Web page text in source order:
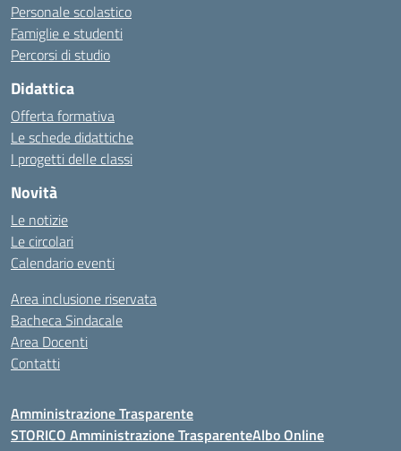
Personale scolastico
Famiglie e studenti
Percorsi di studio
Didattica
Offerta formativa
Le schede didattiche
I progetti delle classi
Novità
Le notizie
Le circolari
Calendario eventi
Area inclusione riservata
Bacheca Sindacale
Area Docenti
Contatti
Amministrazione Trasparente
STORICO Amministrazione TrasparenteAlbo Online